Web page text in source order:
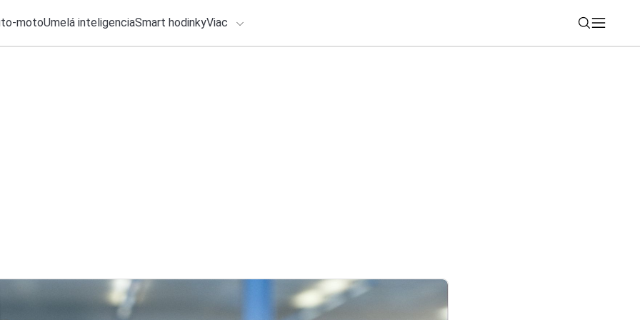
motoUmelá inteligenciaSmart hodinkyViac